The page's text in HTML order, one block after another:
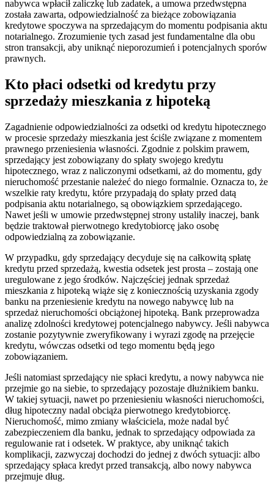
nabywca wpłacił zaliczkę lub zadatek, a umowa przedwstępna
została zawarta, odpowiedzialność za bieżące zobowiązania
kredytowe spoczywa na sprzedającym do momentu podpisania aktu
notarialnego. Zrozumienie tych zasad jest fundamentalne dla obu
stron transakcji, aby uniknąć nieporozumień i potencjalnych sporów
prawnych.
Kto płaci odsetki od kredytu przy
sprzedaży mieszkania z hipoteką
Zagadnienie odpowiedzialności za odsetki od kredytu hipotecznego
w procesie sprzedaży mieszkania jest ściśle związane z momentem
prawnego przeniesienia własności. Zgodnie z polskim prawem,
sprzedający jest zobowiązany do spłaty swojego kredytu
hipotecznego, wraz z naliczonymi odsetkami, aż do momentu, gdy
nieruchomość przestanie należeć do niego formalnie. Oznacza to, że
wszelkie raty kredytu, które przypadają do spłaty przed datą
podpisania aktu notarialnego, są obowiązkiem sprzedającego.
Nawet jeśli w umowie przedwstępnej strony ustaliły inaczej, bank
będzie traktował pierwotnego kredytobiorcę jako osobę
odpowiedzialną za zobowiązanie.
W przypadku, gdy sprzedający decyduje się na całkowitą spłatę
kredytu przed sprzedażą, kwestia odsetek jest prosta – zostają one
uregulowane z jego środków. Najczęściej jednak sprzedaż
mieszkania z hipoteką wiąże się z koniecznością uzyskania zgody
banku na przeniesienie kredytu na nowego nabywcę lub na
sprzedaż nieruchomości obciążonej hipoteką. Bank przeprowadza
analizę zdolności kredytowej potencjalnego nabywcy. Jeśli nabywca
zostanie pozytywnie zweryfikowany i wyrazi zgodę na przejęcie
kredytu, wówczas odsetki od tego momentu będą jego
zobowiązaniem.
Jeśli natomiast sprzedający nie spłaci kredytu, a nowy nabywca nie
przejmie go na siebie, to sprzedający pozostaje dłużnikiem banku.
W takiej sytuacji, nawet po przeniesieniu własności nieruchomości,
dług hipoteczny nadal obciąża pierwotnego kredytobiorcę.
Nieruchomość, mimo zmiany właściciela, może nadal być
zabezpieczeniem dla banku, jednak to sprzedający odpowiada za
regulowanie rat i odsetek. W praktyce, aby uniknąć takich
komplikacji, zazwyczaj dochodzi do jednej z dwóch sytuacji: albo
sprzedający spłaca kredyt przed transakcją, albo nowy nabywca
przejmuje dług.